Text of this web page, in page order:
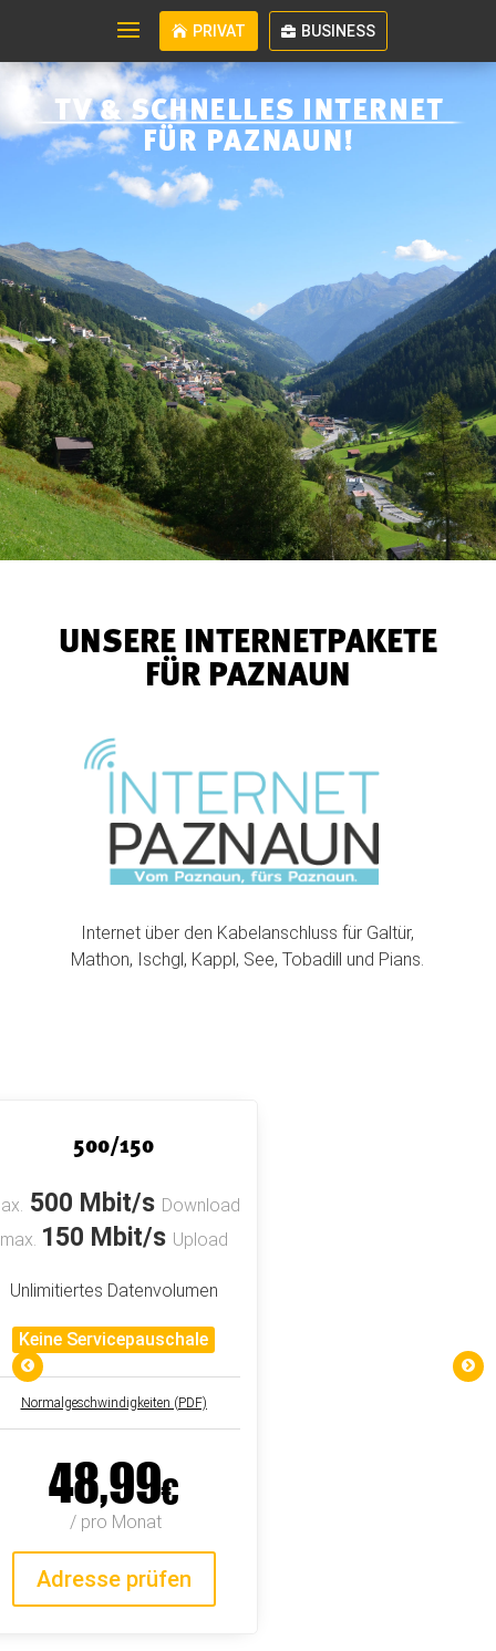
PRIVAT BUSINESS
UNSERE INTERNETPAKETE
FÜR PAZNAUN
Internet über den Kabelanschluss für Galtür,
Mathon, Ischgl, Kappl, See, Tobadill und Pians.
500/150
500 Mbit/s Download
max. 150 Mbit/s Upload
Unlimitiertes Datenvolumen
Keine Servicepauschale
Normalgeschwindigkeiten (PDF)
48,99€
/ pro Monat
Adresse prüfen